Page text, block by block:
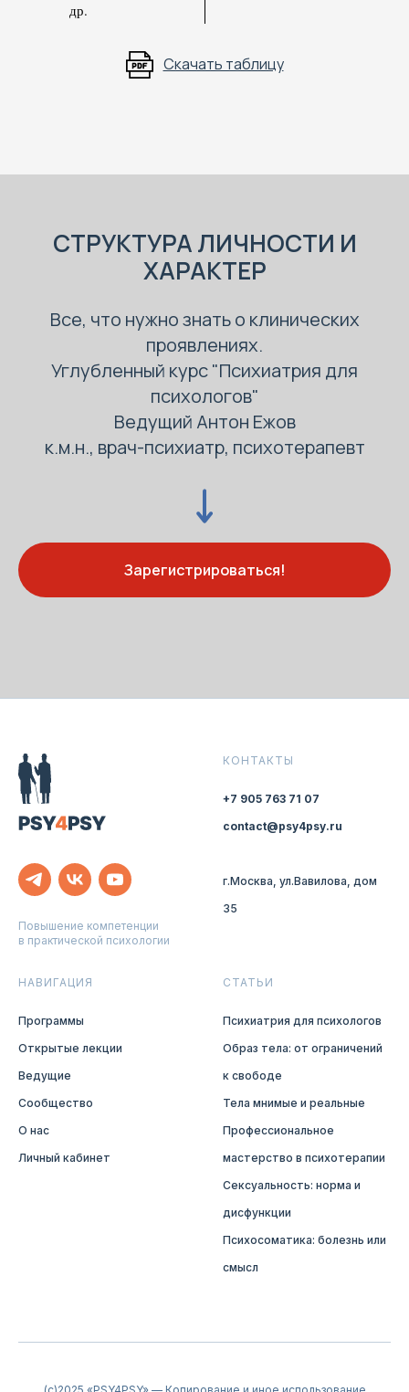
др.
Скачать таблицу
СТРУКТУРА ЛИЧНОСТИ И
ХАРАКТЕР
Все, что нужно знать о клинических
проявлениях.
Углубленный курс "Психиатрия для
психологов"
Ведущий Антон Ежов
к.м.н., врач-психиатр, психотерапевт
Зарегистрироваться!
Повышение компетенции
в практической психологии
КОНТАКТЫ
+7 905 763 71 07
contact@psy4psy.ru
г.Москва, ул.Вавилова, дом
35
НАВИГАЦИЯ
Программы
Открытые лекции
Ведущие
Сообщество
О нас
Личный кабинет
СТАТЬИ
Психиатрия для психологов
Образ тела: от ограничений
к свободе
Тела мнимые и реальные
Профессиональное
мастерство в психотерапии
Сексуальность: норма и
дисфункции
Психосоматика: болезнь или
смысл